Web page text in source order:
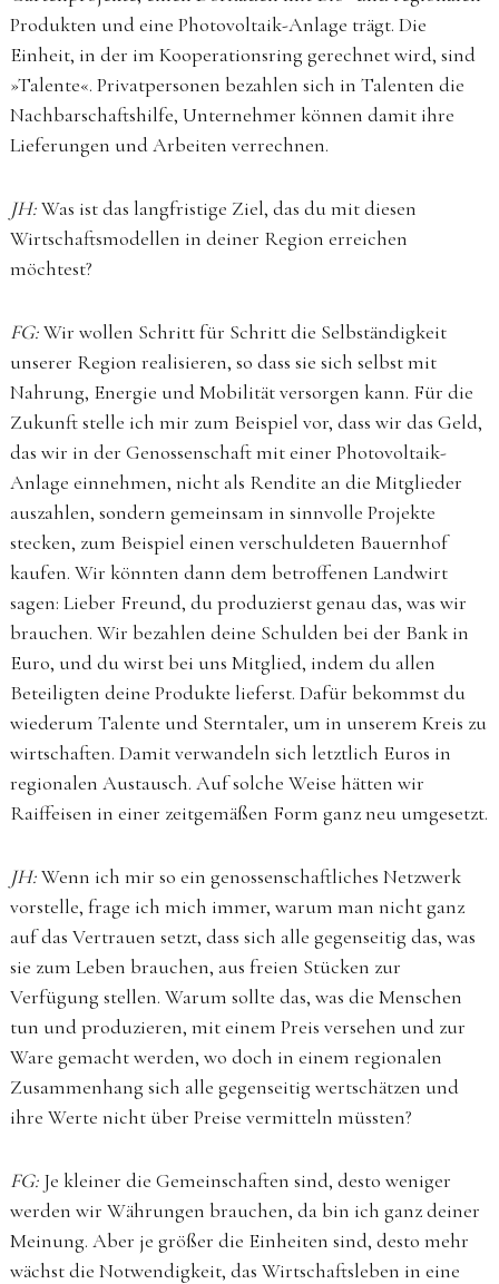
Produkten und eine Photovoltaik-Anlage trägt. Die
Einheit, in der im Kooperationsring gerechnet wird, sind
»Talente«. Privatpersonen bezahlen sich in Talenten die
Nachbarschaftshilfe, Unternehmer können damit ihre
Lieferungen und Arbeiten verrechnen.
JH:Was ist das langfristige Ziel, das du mit diesen
Wirtschaftsmodellen in deiner Region erreichen
möchtest?
FG:Wir wollen Schritt für Schritt die Selbständigkeit
unserer Region realisieren, so dass sie sich selbst mit
Nahrung, Energie und Mobilität versorgen kann. Für die
Zukunft stelle ich mir zum Beispiel vor, dass wir das Geld,
das wir in der Genossenschaft mit einer Photovoltaik-
Anlage einnehmen, nicht als Rendite an die Mitglieder
auszahlen, sondern gemeinsam in sinnvolle Projekte
stecken, zum Beispiel einen verschuldeten Bauernhof
kaufen. Wir könnten dann dem betroffenen Landwirt
sagen: Lieber Freund, du produzierst genau das, was wir
brauchen. Wir bezahlen deine Schulden bei der Bank in
Euro, und du wirst bei uns Mitglied, indem du allen
Beteiligten deine Produkte lieferst. Dafür bekommst du
wiederum Talente und Sterntaler, um in unserem Kreis zu
wirtschaften. Damit verwandeln sich letztlich Euros in
regionalen Austausch. Auf solche Weise hätten wir
Raiffeisen in einer zeitgemäßen Form ganz neu umgesetzt.
JH:Wenn ich mir so ein genossenschaftliches Netzwerk
vorstelle, frage ich mich immer, warum man nicht ganz
auf das Vertrauen setzt, dass sich alle gegenseitig das, was
sie zum Leben brauchen, aus freien Stücken zur
Verfügung stellen. Warum sollte das, was die Menschen
tun und produzieren, mit einem Preis versehen und zur
Ware gemacht werden, wo doch in einem regionalen
Zusammenhang sich alle gegenseitig wertschätzen und
ihre Werte nicht über Preise vermitteln müssten?
FG:Je kleiner die Gemeinschaften sind, desto weniger
werden wir Währungen brauchen, da bin ich ganz deiner
Meinung. Aber je größer die Einheiten sind, desto mehr
wächst die Notwendigkeit, das Wirtschaftsleben in eine